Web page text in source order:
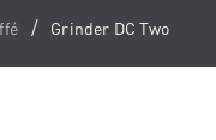
Grinder DC Two